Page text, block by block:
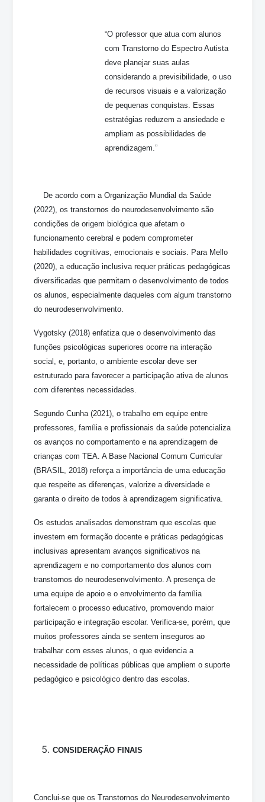
“O professor que atua com alunos
com Transtorno do Espectro Autista
deve planejar suas aulas
considerando a previsibilidade, o uso
de recursos visuais e a valorização
de pequenas conquistas. Essas
estratégias reduzem a ansiedade e
ampliam as possibilidades de
aprendizagem.”
De acordo com a Organização Mundial da Saúde
(2022), os transtornos do neurodesenvolvimento são
condições de origem biológica que afetam o
funcionamento cerebral e podem comprometer
habilidades cognitivas, emocionais e sociais. Para Mello
(2020), a educação inclusiva requer práticas pedagógicas
diversificadas que permitam o desenvolvimento de todos
os alunos, especialmente daqueles com algum transtorno
do neurodesenvolvimento.
Vygotsky (2018) enfatiza que o desenvolvimento das
funções psicológicas superiores ocorre na interação
social, e, portanto, o ambiente escolar deve ser
estruturado para favorecer a participação ativa de alunos
com diferentes necessidades.
Segundo Cunha (2021), o trabalho em equipe entre
professores, família e profissionais da saúde potencializa
os avanços no comportamento e na aprendizagem de
crianças com TEA. A Base Nacional Comum Curricular
(BRASIL, 2018) reforça a importância de uma educação
que respeite as diferenças, valorize a diversidade e
garanta o direito de todos à aprendizagem significativa.
Os estudos analisados demonstram que escolas que
investem em formação docente e práticas pedagógicas
inclusivas apresentam avanços significativos na
aprendizagem e no comportamento dos alunos com
transtornos do neurodesenvolvimento. A presença de
uma equipe de apoio e o envolvimento da família
fortalecem o processo educativo, promovendo maior
participação e integração escolar. Verifica-se, porém, que
muitos professores ainda se sentem inseguros ao
trabalhar com esses alunos, o que evidencia a
necessidade de políticas públicas que ampliem o suporte
pedagógico e psicológico dentro das escolas.
CONSIDERAÇÃO FINAIS
Conclui-se que os Transtornos do Neurodesenvolvimento